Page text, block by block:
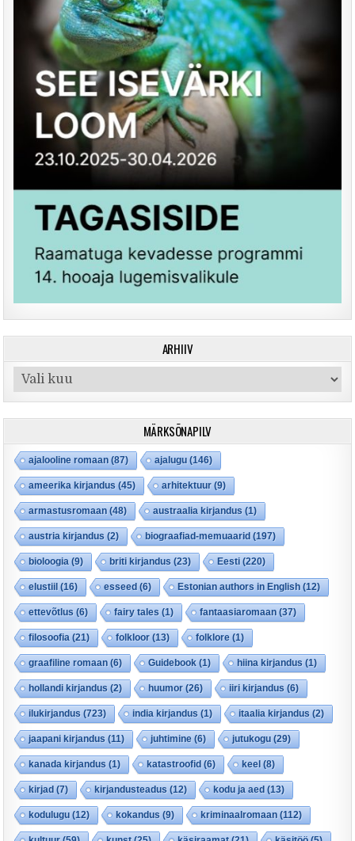
ARHIIV
Arhiiv
MÄRKSÕNAPILV
ajalooline romaan (87) ajalugu (146)
ameerika kirjandus (45) arhitektuur(9)
armastusromaan (48) austraalia kirjandus (1)
austria kirjandus (2) biograafiad-memuaarid (197)
bioloogia (9) briti kirjandus (23) Eesti (220)
elustiil (16) esseed (6) Estonian authors in English (12)
ettevõtlus (6) fairy tales (1) fantaasiaromaan (37)
filosoofia (21) folkloor(13) folklore (1)
graafiline romaan (6) Guidebook (1) hiina kirjandus (1)
hollandi kirjandus (2) huumor(26) iiri kirjandus (6)
ilukirjandus (723) india kirjandus (1) itaalia kirjandus (2)
jaapani kirjandus (11) juhtimine (6) jutukogu (29)
kanada kirjandus (1) katastroofid (6) keel (8)
kirjad (7) kirjandusteadus (12) kodu ja aed (13)
kodulugu (12) kokandus (9) kriminaalromaan (112)